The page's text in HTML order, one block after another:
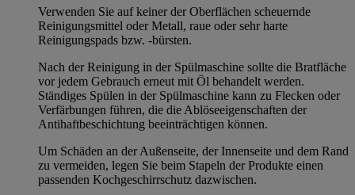
Verwenden Sie auf keiner der Oberflächen scheuernde
Reinigungsmittel oder Metall, raue oder sehr harte
Reinigungspads bzw. -bürsten.
Nach der Reinigung in der Spülmaschine sollte die Bratfläche
vor jedem Gebrauch erneut mit Öl behandelt werden.
Ständiges Spülen in der Spülmaschine kann zu Flecken oder
Verfärbungen führen, die die Ablöseeigenschaften der
Antihaftbeschichtung beeinträchtigen können.
Um Schäden an der Außenseite, der Innenseite und dem Rand
zu vermeiden, legen Sie beim Stapeln der Produkte einen
passenden Kochgeschirrschutz dazwischen.